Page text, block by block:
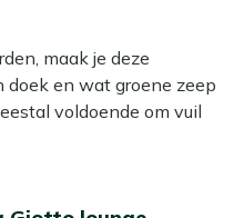
het gebruik van
lust voor het oog, maar
hij jarenlang mooi
zorgen voor extra
ontspannen. Zet deze
maak je deze
doek en wat groene zeep
voldoende om vuil
schoon te maken